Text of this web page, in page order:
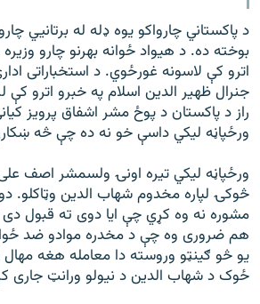
موږ وڅارئ
د ازادې اروپا راډیو ټولې ووبپاڼې
د پاکستاني چارواکو يوه ډله له برتانيي
بوخته ده. د هيواد ځوانه بهرنو چارو
اترو کې لاسونه غورځوي. د استخباراتی
جنرال ظهير الدين اسلام په خبرو اترو
راز د پاکستان د پوځ مشر اشفاق پرويز
ورځپاڼه ليکي داسې خو نه ده چې څه
ورځپاڼه ليکي تيره اونۍ ولسمشر اصف
څوکۍ لپاره مخدوم شهاب الدين وټاکلو.
مشوره نه وه کړي چې ايا دوی ته قبول دی
هم ضروری وه چې د مخدره موادو ضد
يو څو ګينټو وروسته دا معامله هغه
ځوک د شهاب الدين د نيولو ورانټ جاری